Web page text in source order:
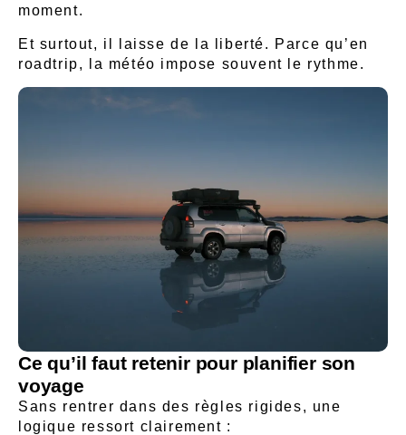
moment.
Et surtout, il laisse de la liberté. Parce qu’en
roadtrip, la météo impose souvent le rythme.
Ce qu’il faut retenir pour planifier son
voyage
Sans rentrer dans des règles rigides, une
logique ressort clairement :